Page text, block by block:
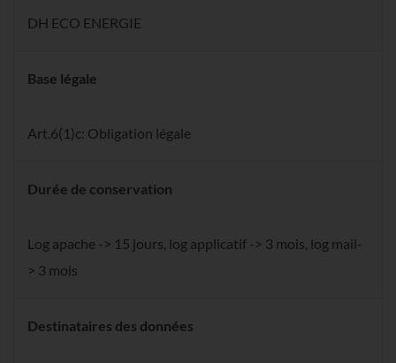
DH ECO ENERGIE
Base légale
Art.6(1)c: Obligation légale
Durée de conservation
Log apache -> 15 jours, log applicatif -> 3 mois, log mail-
> 3 mois
Destinataires des données